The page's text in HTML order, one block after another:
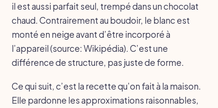
il est aussi parfait seul, trempé dans un chocolat
chaud. Contrairement au boudoir, le blanc est
monté en neige avant d’être incorporé à
l’appareil (source: Wikipédia). C’est une
différence de structure, pas juste de forme.
Ce qui suit, c’est la recette qu’on fait à la maison.
Elle pardonne les approximations raisonnables,